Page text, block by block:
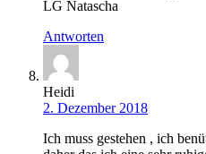
LG Natascha
Antworten
Heidi
2. Dezember 2018
Ich muss gestehen , ich